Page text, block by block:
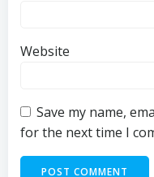
Website
Save my name,
for the next time I